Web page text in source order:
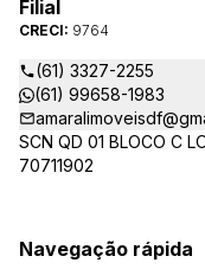
Filial
CRECI: 9764
(61) 3327-2255
(61) 99658-1983
SCN QD 01 BLOCO C
70711902
Navegação rápida